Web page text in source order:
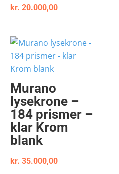
kr. 20.000,00
Murano
lysekrone –
184 prismer –
klar Krom
blank
kr. 35.000,00